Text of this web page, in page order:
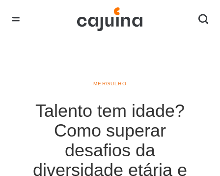
MERGULHO
Talento tem idade?
Como superar
desafios da
diversidade etária e